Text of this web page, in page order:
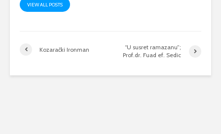
VIEW ALL POSTS
Kozarački Ironman
“U susret ramazanu”;
Prof.dr. Fuad ef. Sedic